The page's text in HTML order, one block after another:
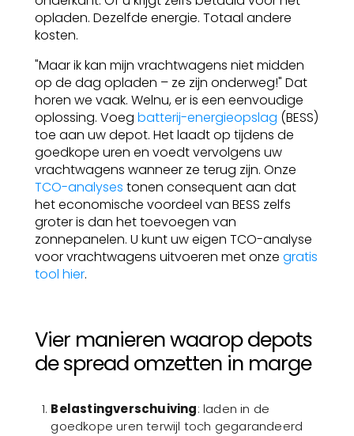
opladen. Dezelfde energie. Totaal andere
kosten.
"Maar ik kan mijn vrachtwagens niet midden
op de dag opladen – ze zijn onderweg!" Dat
horen we vaak. Welnu, er is een eenvoudige
oplossing. Voegbatterij-energieopslag (BESS)
toe aan uw depot. Het laadt op tijdens de
goedkope uren en voedt vervolgens uw
vrachtwagens wanneer ze terug zijn. Onze
TCO-analyses tonen consequent aan dat
het economische voordeel van BESS zelfs
groter is dan het toevoegen van
zonnepanelen. U kunt uw eigen TCO-analyse
voor vrachtwagens uitvoeren met onzegratis
tool hier.
Vier manieren waarop depots
de spread omzetten in marge
Belastingverschuiving: laden in de
goedkope uren terwijl toch gegarandeerd